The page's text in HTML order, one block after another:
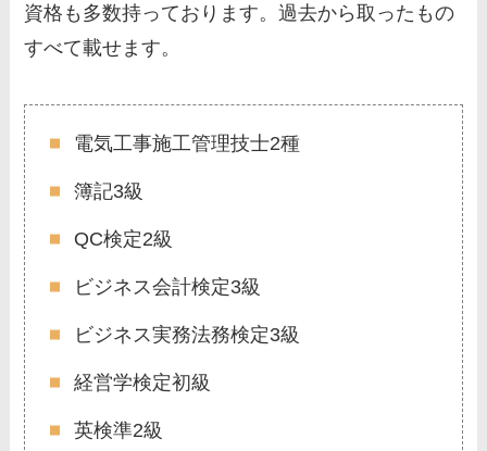
資格も多数持っております。過去から取ったもの
すべて載せます。
電気工事施工管理技士2種
簿記3級
QC検定2級
ビジネス会計検定3級
ビジネス実務法務検定3級
経営学検定初級
英検準2級